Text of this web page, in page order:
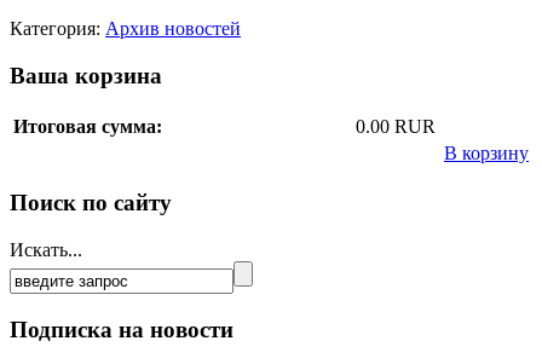
Категория: Архив новостей
Ваша корзина
Итоговая сумма:
0.00 RUR
В корзину
Поиск по сайту
Искать...
Подписка на новости